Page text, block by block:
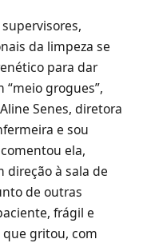
da limpeza se
para dar
grogues”,
Senes, diretora
e sou
ela,
direção à sala de
de outras
frágil e
gritou, com